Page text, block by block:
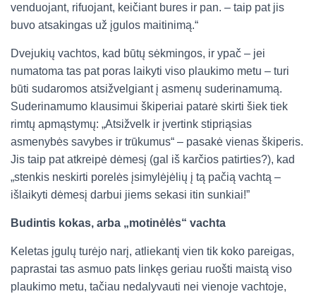
venduojant, rifuojant, keičiant bures ir pan. – taip pat jis
buvo atsakingas už įgulos maitinimą.“
Dvejukių vachtos, kad būtų sėkmingos, ir ypač – jei
numatoma tas pat poras laikyti viso plaukimo metu – turi
būti sudaromos atsižvelgiant į asmenų suderinamumą.
Suderinamumo klausimui škiperiai patarė skirti šiek tiek
rimtų apmąstymų: „Atsižvelk ir įvertink stipriąsias
asmenybės savybes ir trūkumus“ – pasakė vienas škiperis.
Jis taip pat atkreipė dėmesį (gal iš karčios patirties?), kad
„stenkis neskirti porelės įsimylėjėlių į tą pačią vachtą –
išlaikyti dėmesį darbui jiems sekasi itin sunkiai!”
Budintis kokas, arba „motinėlės“ vachta
Keletas įgulų turėjo narį, atliekantį vien tik koko pareigas,
paprastai tas asmuo pats linkęs geriau ruošti maistą viso
plaukimo metu, tačiau nedalyvauti nei vienoje vachtoje,